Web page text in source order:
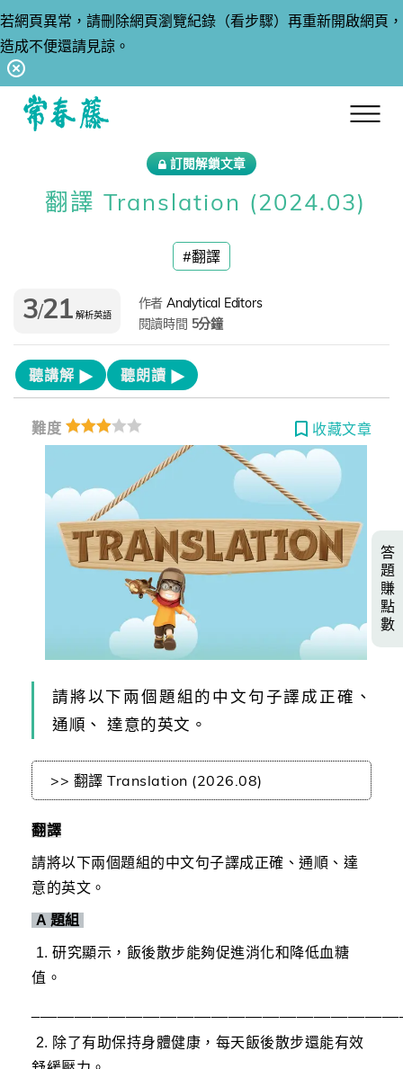
若網頁異常，請刪除網頁瀏覽紀錄（看步驟）再重新開啟網頁，
造成不便還請見諒。
訂閱解鎖文章
翻譯 Translation (2024.03)
#翻譯
3/21 解析英語
作者Analytical Editors
閱讀時間 5分鐘
聽講解 聽朗讀
難度 收藏文章
請將以下兩個題組的中文句子譯成正確、
通順、 達意的英文。
>> 翻譯 Translation (2026.08)
翻譯
請將以下兩個題組的中文句子譯成正確、通順、達
意的英文。
A 題組
1. 研究顯示，飯後散步能夠促進消化和降低血糖
值。
2. 除了有助保持身體健康，每天飯後散步還能有效
答
題
賺
點
數